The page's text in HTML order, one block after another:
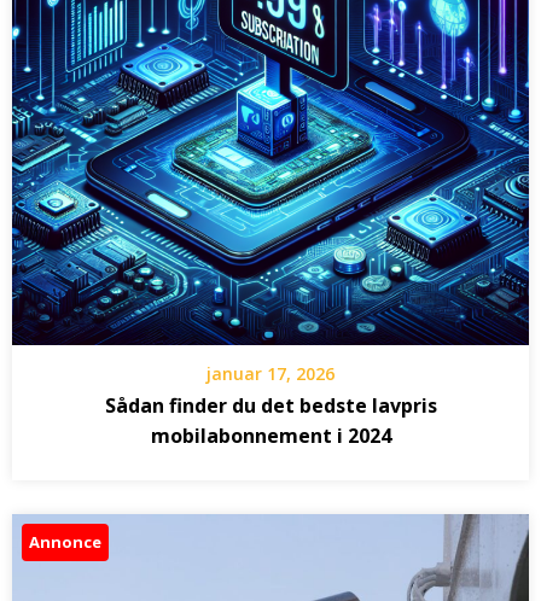
januar 17, 2026
Sådan finder du det bedste lavpris
mobilabonnement i 2024
Annonce